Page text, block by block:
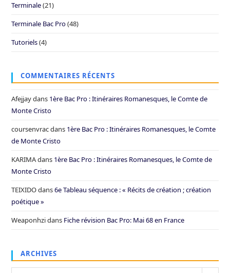
Terminale(21)
Terminale Bac Pro(48)
Tutoriels(4)
COMMENTAIRES RÉCENTS
Afejjaydans 1ère Bac Pro : Itinéraires Romanesques, le Comte de
Monte Cristo
coursenvracdans 1ère Bac Pro : Itinéraires Romanesques, le Comte
de Monte Cristo
KARIMAdans 1ère Bac Pro : Itinéraires Romanesques, le Comte de
Monte Cristo
TEIXIDOdans6e Tableau séquence : « Récits de création ; création
poétique »
Weaponhzidans Fiche révision Bac Pro: Mai 68 en France
ARCHIVES